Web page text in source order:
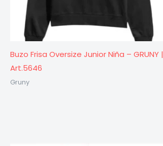
Buzo Frisa Oversize Junior Niña – GRUNY |
Art.5646
Gruny